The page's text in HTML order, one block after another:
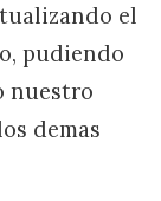
el
pudiendo
nuestro
demas